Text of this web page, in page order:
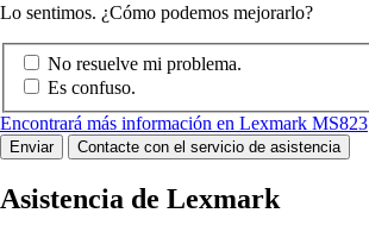
Lo sentimos. ¿Cómo podemos mejorarlo?
No resuelve mi problema.
Es confuso.
Encontrará más información en Lexmark MS823
Enviar Contacte con el servicio de asistencia
Asistencia de Lexmark